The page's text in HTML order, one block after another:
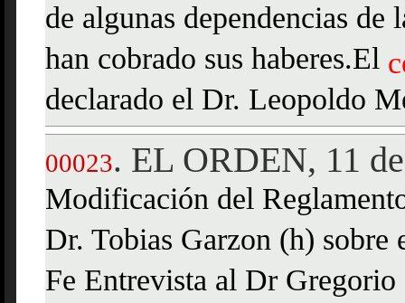
de algunas dependencias
han cobrado sus haberes.El
declarado el Dr. Leopoldo
00023. EL ORDEN, 11
Modificación del
Dr. Tobias Garzon (h)
Fe Entrevista al Dr